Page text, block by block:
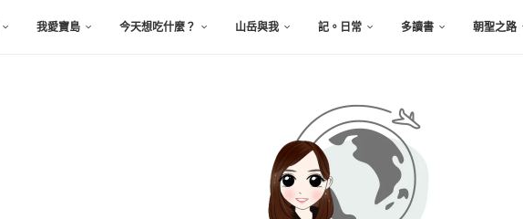
我愛寶島 今天想吃什麼？ 山岳與我 記。日常 多讀書 朝聖之路